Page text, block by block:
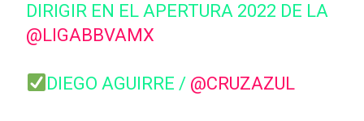
DIRIGIR EN EL APERTURA 2022 DE LA
@LIGABBVAMX
DIEGO AGUIRRE / @CRUZAZUL